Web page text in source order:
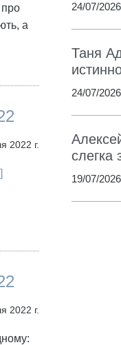
про
а
2022 г.
2022 г.
24/07/2026
Таня
24/07/2026
слегка
19/07/2026